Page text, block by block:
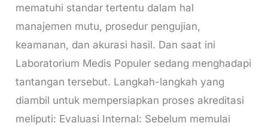
mematuhi standar tertentu dalam hal
manajemen mutu, prosedur pengujian,
keamanan, dan akurasi hasil. Dan saat ini
Laboratorium Medis Populer sedang menghadapi
tantangan tersebut. Langkah-langkah yang
diambil untuk mempersiapkan proses akreditasi
meliputi: Evaluasi Internal: Sebelum memulai